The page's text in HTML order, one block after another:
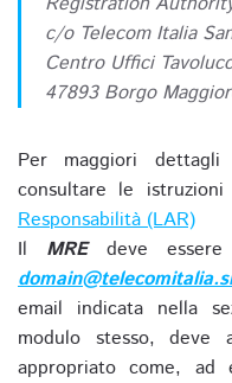
c/o Telecom Italia
Centro Uffici
47893 Borgo
Per maggiori dettagli
consultare le
Responsabilità (LAR)
Il MREdeve essere
email indicata nella
modulo stesso,
appropriato come, ad